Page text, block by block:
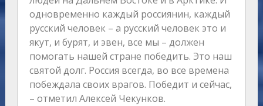
одновременно каждый россиянин, каждый
русский человек – а русский человек это и
якут, и бурят, и эвен, все мы – должен
помогать нашей стране победить. Это наш
святой долг. Россия всегда, во все времена
побеждала своих врагов. Победит и сейчас,
– отметил Алексей Чекунков.